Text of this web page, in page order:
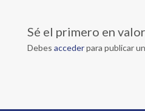
Sé el primero en
Debes accederpara publicar